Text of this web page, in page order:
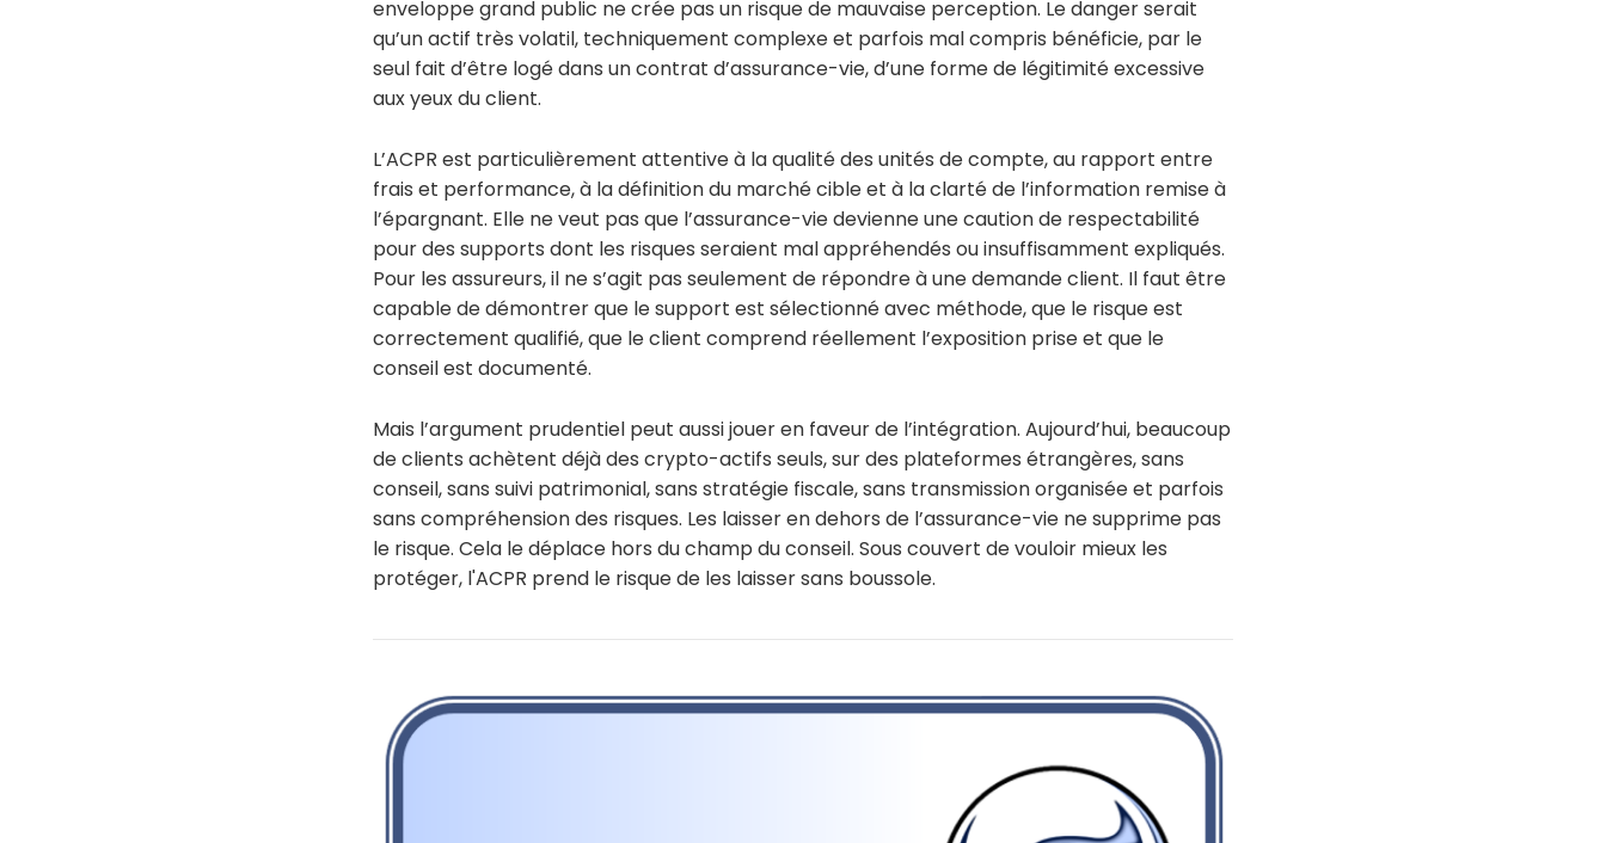
enveloppe grand public ne crée pas un risque de mauvaise perception. Le danger serait
qu’un actif très volatil, techniquement complexe et parfois mal compris bénéficie, par le
seul fait d’être logé dans un contrat d’assurance-vie, d’une forme de légitimité excessive
aux yeux du client.
L’ACPR est particulièrement attentive à la qualité des unités de compte, au rapport entre
frais et performance, à la définition du marché cible et à la clarté de l’information remise à
l’épargnant. Elle ne veut pas que l’assurance-vie devienne une caution de respectabilité
pour des supports dont les risques seraient mal appréhendés ou insuffisamment expliqués.
Pour les assureurs, il ne s’agit pas seulement de répondre à une demande client. Il faut être
capable de démontrer que le support est sélectionné avec méthode, que le risque est
correctement qualifié, que le client comprend réellement l’exposition prise et que le
conseil est documenté.
Mais l’argument prudentiel peut aussi jouer en faveur de l’intégration. Aujourd’hui, beaucoup
de clients achètent déjà des crypto-actifs seuls, sur des plateformes étrangères, sans
conseil, sans suivi patrimonial, sans stratégie fiscale, sans transmission organisée et parfois
sans compréhension des risques. Les laisser en dehors de l’assurance-vie ne supprime pas
le risque. Cela le déplace hors du champ du conseil. Sous couvert de vouloir mieux les
protéger, l'ACPR prend le risque de les laisser sans boussole.